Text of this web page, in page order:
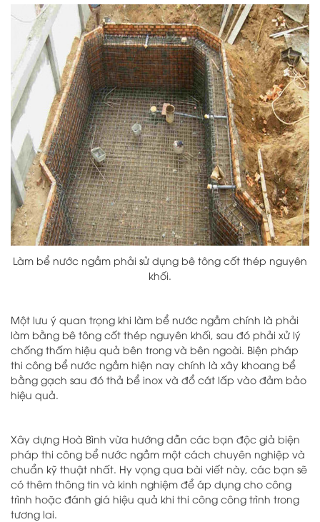
Làm bể nước ngầm phải sử dụng bê tông cốt thép nguyên
khối.
Một lưu ý quan trọng khi làm bể nước ngầm chính là phải
làm bằng bê tông cốt thép nguyên khối, sau đó phải xử lý
chống thấm hiệu quả bên trong và bên ngoài. Biện pháp
thi công bể nước ngầm hiện nay chính là xây khoang bể
bằng gạch sau đó thả bể inox và đổ cát lấp vào đảm bảo
hiệu quả.
Xây dựng Hoà Bình vừa hướng dẫn các bạn độc giả biện
pháp thi công bể nước ngầm một cách chuyên nghiệp và
chuẩn kỹ thuật nhất. Hy vọng qua bài viết này, các bạn sẽ
có thêm thông tin và kinh nghiệm để áp dụng cho công
trình hoặc đánh giá hiệu quả khi thi công công trình trong
tương lai.